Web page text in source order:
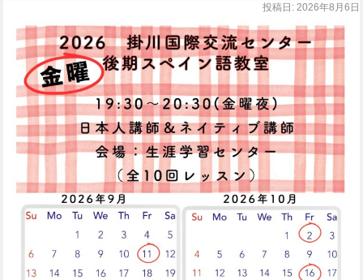
投稿日: 2026年8月6日